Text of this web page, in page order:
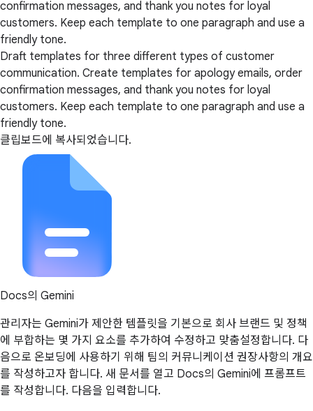
confirmation messages, and thank you notes for loyal
customers. Keep each template to one paragraph and use a
friendly tone.
Draft templates for three different types of customer
communication. Create templates for apology emails, order
confirmation messages, and thank you notes for loyal
customers. Keep each template to one paragraph and use a
friendly tone.
클립보드에 복사되었습니다.
Docs의 Gemini
관리자는 Gemini가 제안한 템플릿을 기본으로 회사 브랜드 및 정책
에 부합하는 몇 가지 요소를 추가하여 수정하고 맞춤설정합니다. 다
음으로 온보딩에 사용하기 위해 팀의 커뮤니케이션 권장사항의 개요
를 작성하고자 합니다. 새 문서를 열고 Docs의 Gemini에 프롬프트
를 작성합니다. 다음을 입력합니다.